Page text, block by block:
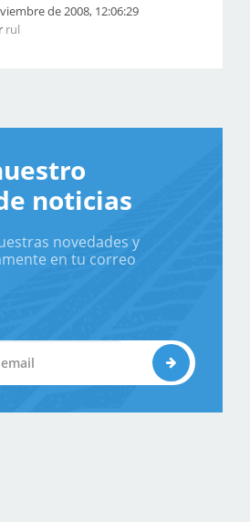
de 2008, 12:06:29
rul
noticias
novedades y
en tu correo